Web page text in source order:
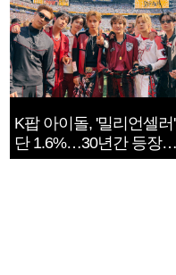
K팝 아이돌, '밀리언셀러'
단 1.6%…30년간 등장
1182개팀 전수조사